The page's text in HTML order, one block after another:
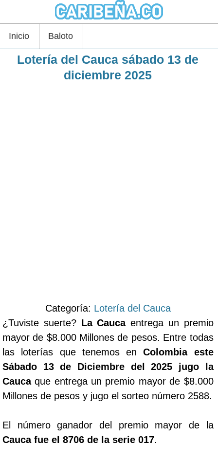
Inicio Baloto
Lotería del Cauca sábado 13 de
diciembre 2025
Categoría: Lotería del Cauca
¿Tuviste suerte? La Caucaentrega un premio
mayor de $8.000 Millones de pesos. Entre todas
las loterías que tenemos enColombia este
Sábado 13 de Diciembre del 2025 jugo la
Caucaque entrega un premio mayor de $8.000
Millones de pesos y jugo el sorteo número 2588.
El número ganador del premio mayor de la
Cauca fue el 8706 de la serie 017.